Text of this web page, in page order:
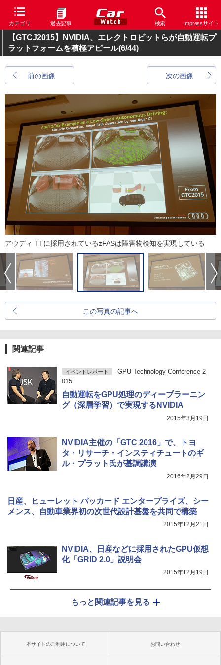
カテゴリ 過去記事 検索 Impressサイト
【GTCJ2015】NVIDIA、エレクトロビットらが自動運転プ
ラットフォームを積極アピール(6/44)
前の画像 次の画像
アウディ TTに採用されているzFASは障害物検知を実現している
この写真の記事へ
関連記事
イベントレポート
GPU Technology Conference 2
015
自動運転をGPU処理のディープラーニン
グ（深層学習）で実現するNVIDIA
2015年3月19日
NVIDIA主催の「GTC 2016」で、トヨ
タ・リサーチ・インスティチュートのギ
ル・プラット氏が基調講演
2016年2月29日
日産、ヒューレット パッカード エンタープライズ、シー
メンス、自動車業界初の次世代設計基盤を共同で構築
2015年12月21日
NVIDIA、日産などに採用されたGPU仮想
化「GRID 2.0」説明会
2015年12月19日
もっと関連記事を見る
本サイトのご利用について お問い合わせ